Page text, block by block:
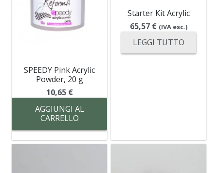
SPEEDY Pink Acrylic
Powder, 20 g
10,65 €
AGGIUNGI AL
CARRELLO
Starter Kit Acrylic
65,57 € (IVA esc.)
LEGGI TUTTO